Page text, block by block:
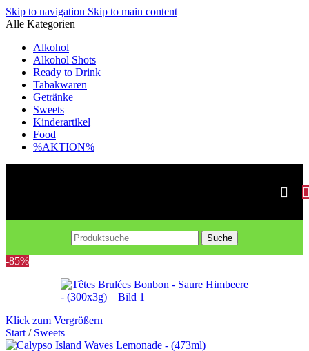
Skip to navigation Skip to main content
Alle Kategorien
Alkohol
Alkohol Shots
Ready to Drink
Tabakwaren
Getränke
Sweets
Kinderartikel
Food
%AKTION%
Suche
-85%
Klick zum Vergrößern
Start / Sweets